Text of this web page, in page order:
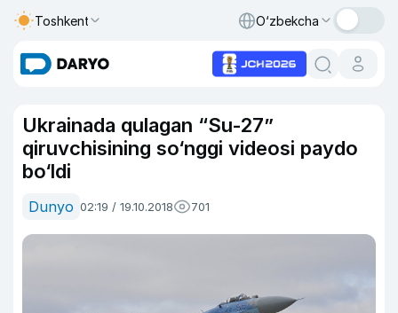
Toshkent O‘zbekcha
Ukrainada qulagan “Su-27”
qiruvchisining so‘nggi videosi paydo
bo‘ldi
Dunyo 02:19 / 19.10.2018 701